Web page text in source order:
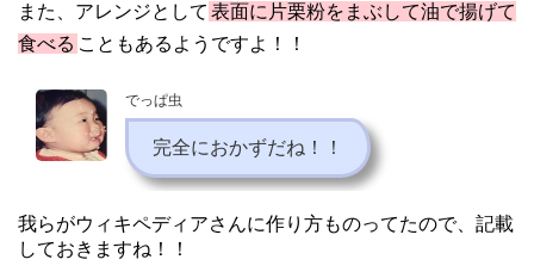
また、アレンジとして 表面に片栗粉をまぶして油で揚げて
食べる こともあるようですよ！！
でっぱ虫
完全におかずだね！！
我らがウィキペディアさんに作り方ものってたので、記載
しておきますね！！